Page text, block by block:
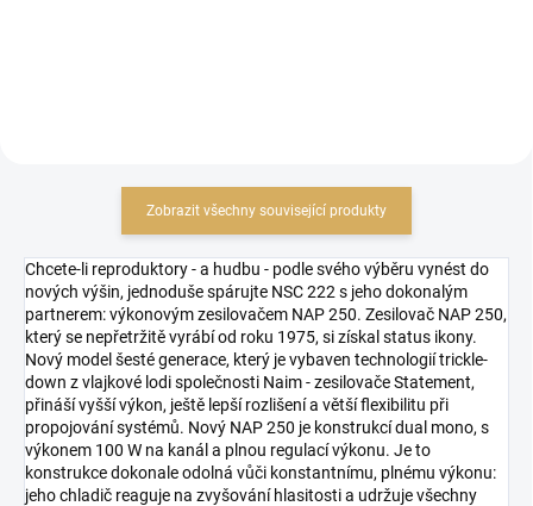
Zobrazit všechny související produkty
Chcete-li reproduktory - a hudbu - podle svého výběru vynést do
nových výšin, jednoduše spárujte NSC 222 s jeho dokonalým
partnerem: výkonovým zesilovačem NAP 250. Zesilovač NAP 250,
který se nepřetržitě vyrábí od roku 1975, si získal status ikony.
Nový model šesté generace, který je vybaven technologií trickle-
down z vlajkové lodi společnosti Naim - zesilovače Statement,
přináší vyšší výkon, ještě lepší rozlišení a větší flexibilitu při
propojování systémů. Nový NAP 250 je konstrukcí dual mono, s
výkonem 100 W na kanál a plnou regulací výkonu. Je to
konstrukce dokonale odolná vůči konstantnímu, plnému výkonu:
jeho chladič reaguje na zvyšování hlasitosti a udržuje všechny